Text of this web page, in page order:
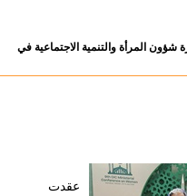
المرأة والتنمية الاجتماعية في
عقدت